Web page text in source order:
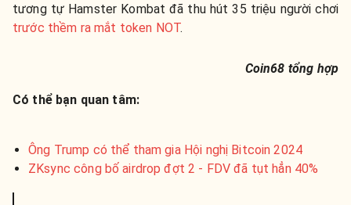
tương tự Hamster Kombat đã thu hút 35 triệu người chơi
trước thềm ra mắt token NOT.
Coin68 tổng hợp
Có thể bạn quan tâm:
Ông Trump có thể tham gia Hội nghị Bitcoin 2024
ZKsync công bố airdrop đợt 2 - FDV đã tụt hẳn 40%